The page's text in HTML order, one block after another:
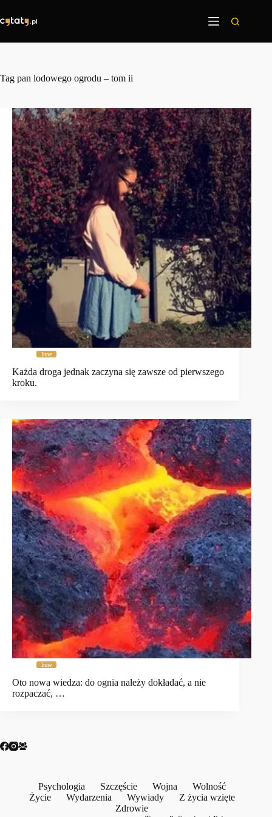
treści
Tag pan lodowego ogrodu – tom ii
Inne
Każda droga jednak zaczyna się zawsze od pierwszego
kroku.
Inne
Oto nowa wiedza: do ognia należy dokładać, a nie
rozpaczać, …
Psychologia Szczęście Wojna
Wolność
Życie
Wydarzenia Wywiady
Z życia wzięte
Zdrowie